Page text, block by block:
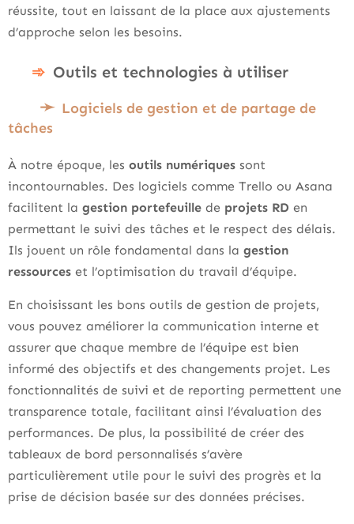
réussite, tout en laissant de la place aux ajustements
d’approche selon les besoins.
Outils et technologies à utiliser
Logiciels de gestion et de partage de
tâches
À notre époque, les outils numériques sont
incontournables. Des logiciels comme Trello ou Asana
facilitent la gestion portefeuille de projets RD en
permettant le suivi des tâches et le respect des délais.
Ils jouent un rôle fondamental dans la gestion
ressources et l’optimisation du travail d’équipe.
En choisissant les bons outils de gestion de projets,
vous pouvez améliorer la communication interne et
assurer que chaque membre de l’équipe est bien
informé des objectifs et des changements projet. Les
fonctionnalités de suivi et de reporting permettent une
transparence totale, facilitant ainsi l’évaluation des
performances. De plus, la possibilité de créer des
tableaux de bord personnalisés s’avère
particulièrement utile pour le suivi des progrès et la
prise de décision basée sur des données précises.